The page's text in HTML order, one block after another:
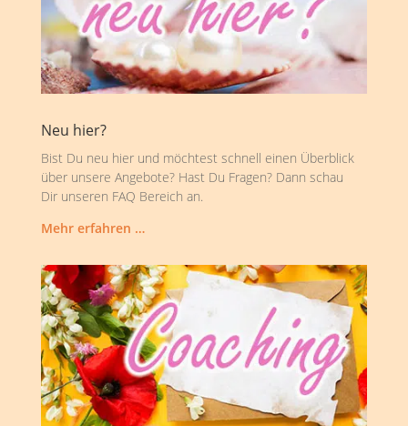
Neu hier?
Bist Du neu hier und möchtest schnell einen Überblick
über unsere Angebote? Hast Du Fragen? Dann schau
Dir unseren FAQ Bereich an.
Mehr erfahren …